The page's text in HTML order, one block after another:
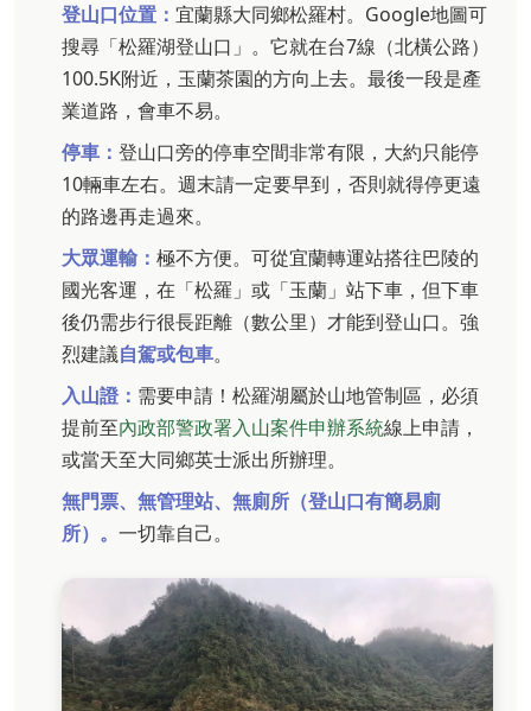
登山口位置： 宜蘭縣大同鄉松羅村。Google地圖可
搜尋「松羅湖登山口」。它就在台7線（北橫公路）
100.5K附近，玉蘭茶園的方向上去。最後一段是產
業道路，會車不易。
停車： 登山口旁的停車空間非常有限，大約只能停
10輛車左右。週末請一定要早到，否則就得停更遠
的路邊再走過來。
大眾運輸： 極不方便。可從宜蘭轉運站搭往巴陵的
國光客運，在「松羅」或「玉蘭」站下車，但下車
後仍需步行很長距離（數公里）才能到登山口。強
烈建議自駕或包車。
入山證： 需要申請！松羅湖屬於山地管制區，必須
提前至內政部警政署入山案件申辦系統線上申請，
或當天至大同鄉英士派出所辦理。
無門票、無管理站、無廁所（登山口有簡易廁
所）。 一切靠自己。